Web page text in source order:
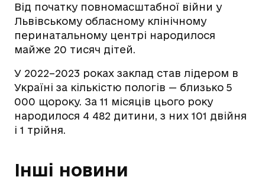
Від початку повномасштабної війни у
Львівському обласному клінічному
перинатальному центрі народилося
майже 20 тисяч дітей.
У 2022–2023 роках заклад став лідером в
Україні за кількістю пологів — близько 5
000 щороку. За 11 місяців цього року
народилося 4 482 дитини, з них 101 двійня
і 1 трійня.
Інші новини